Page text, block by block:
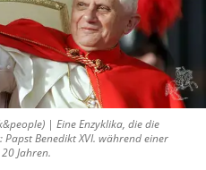
| Eine Enzyklika, die die
Benedikt XVI. während einer
Jahren.